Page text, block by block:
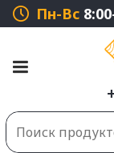
Пн-Вс